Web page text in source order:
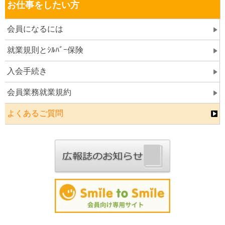
お仕事をしたい方
会員になるには
就業規則とｼﾙﾊﾞｰ保険
入会手続き
会員業務就業規約
よくあるご質問